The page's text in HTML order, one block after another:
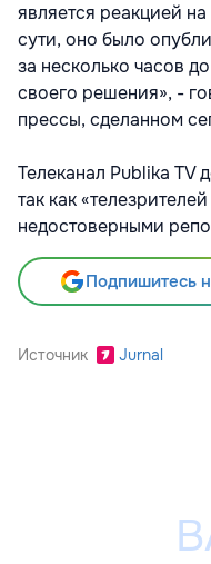
является реакцией
сути, оно было
за несколько часов
своего решения», -
прессы, сделанном
Телеканал Publika TV
так как
недостоверными
Подпишитесь
Источник Jurnal